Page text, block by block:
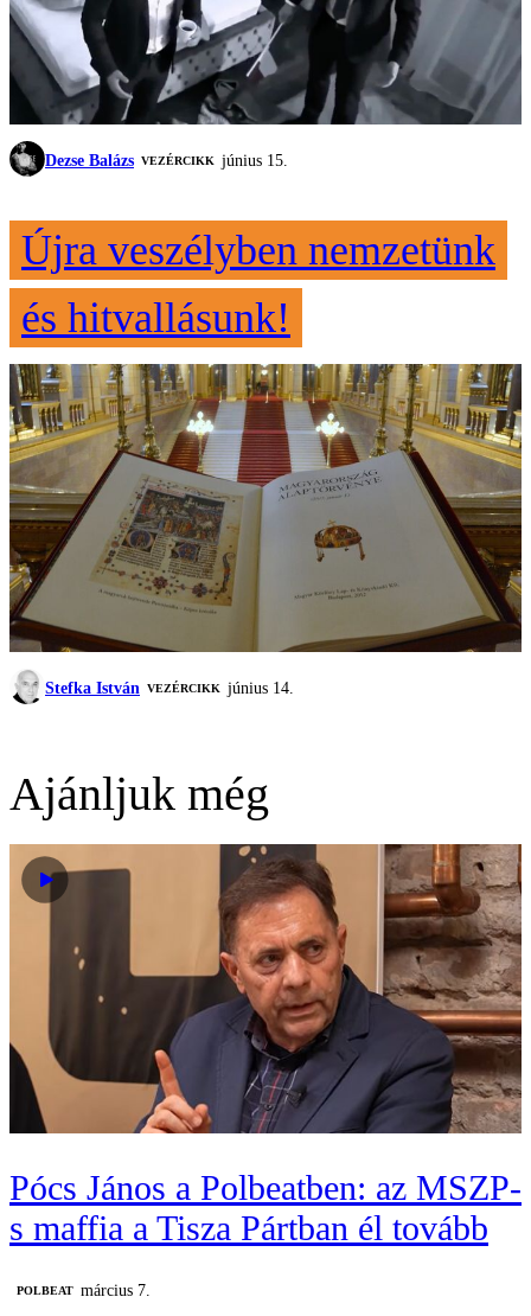
Dezse Balázs VEZÉRCIKK június 15.
Újra veszélyben nemzetünk
és hitvallásunk!
Stefka István VEZÉRCIKK június 14.
Ajánljuk még
Pócs János a Polbeatben: az MSZP-
s maffia a Tisza Pártban él tovább
‎POLBEAT március 7.